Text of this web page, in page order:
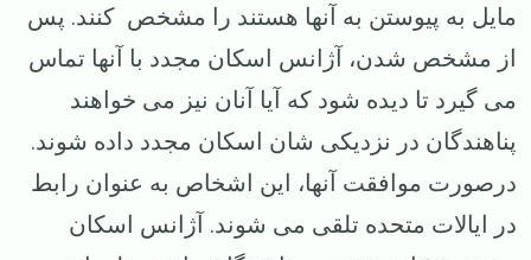
مایل به پیوستن به آنها هستند را مشخص کنند. پس
از مشخص شدن، آژانس اسکان مجدد با آنها تماس
می گیرد تا دیده شود که آیا آنان نیز می خواهند
پناهندگان در نزدیکی شان اسکان مجدد داده شوند.
درصورت موافقت آنها، این اشخاص به عنوان رابط
در ایالات متحده تلقی می شوند. آژانس اسکان